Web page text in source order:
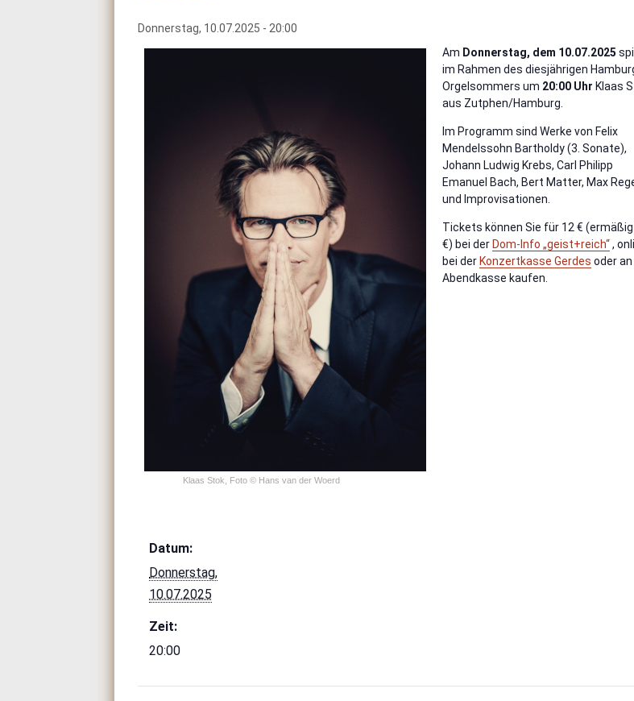
Donnerstag, 10.07.2025 - 20:00
Klaas Stok, Foto © Hans van der Woerd
Am Donnerstag, dem 10.07.2025
im Rahmen des diesjährigen
Orgelsommers um 20:00 Uhr Klaas
aus Zutphen/Hamburg.
Im Programm sind Werke von Felix
Mendelssohn Bartholdy (3. Sonate),
Johann Ludwig Krebs, Carl Philipp
Emanuel Bach, Bert Matter, Max
und Improvisationen.
Tickets können Sie für 12 €
€) bei der Dom-Info „geist+reich“,
bei der Konzertkasse Gerdes oder
Abendkasse kaufen.
Datum:
Donnerstag,
10.07.2025
Zeit:
20:00